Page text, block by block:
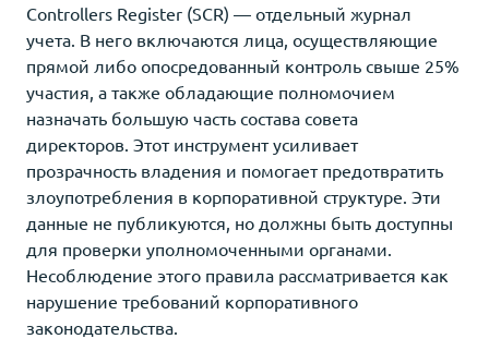
Controllers Register (SCR) — отдельный журнал
учета. В него включаются лица, осуществляющие
прямой либо опосредованный контроль свыше 25%
участия, а также обладающие полномочием
назначать большую часть состава совета
директоров. Этот инструмент усиливает
прозрачность владения и помогает предотвратить
злоупотребления в корпоративной структуре. Эти
данные не публикуются, но должны быть доступны
для проверки уполномоченными органами.
Несоблюдение этого правила рассматривается как
нарушение требований корпоративного
законодательства.